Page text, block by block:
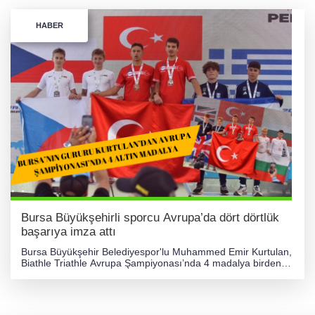
HABER
Bursa Büyükşehirli sporcu Avrupa’da dört dörtlük
başarıya imza attı
Bursa Büyükşehir Belediyespor'lu Muhammed Emir Kurtulan,
Biathle Triathle Avrupa Şampiyonası’nda 4 madalya birden